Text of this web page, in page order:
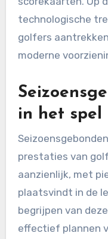
technologische
golfers
moderne
in het spel
prestaties van
aanzienlijk, met
plaatsvindt in de
begrijpen van
effectief plannen